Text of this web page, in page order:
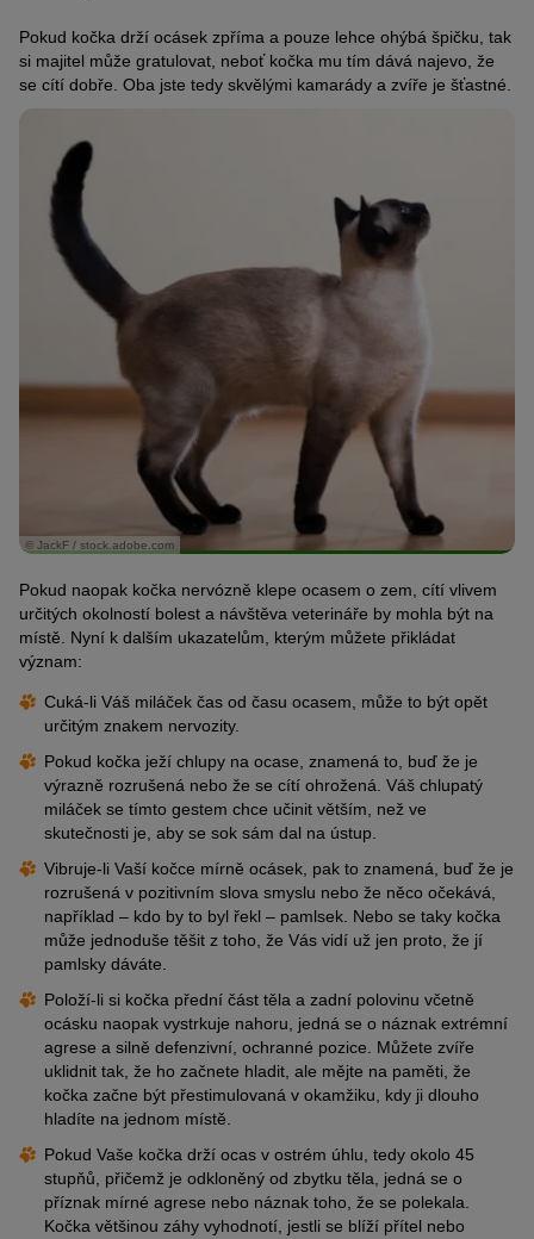
Pokud kočka drží ocásek zpříma a pouze lehce ohýbá špičku, tak
si majitel může gratulovat, neboť kočka mu tím dává najevo, že
se cítí dobře. Oba jste tedy skvělými kamarády a zvíře je šťastné.
© JackF / stock.adobe.com
Pokud naopak kočka nervózně klepe ocasem o zem, cítí vlivem
určitých okolností bolest a návštěva veterináře by mohla být na
místě. Nyní k dalším ukazatelům, kterým můžete přikládat
význam:
Cuká-li Váš miláček čas od času ocasem, může to být opět
určitým znakem nervozity.
Pokud kočka ježí chlupy na ocase, znamená to, buď že je
výrazně rozrušená nebo že se cítí ohrožená. Váš chlupatý
miláček se tímto gestem chce učinit větším, než ve
skutečnosti je, aby se sok sám dal na ústup.
Vibruje-li Vaší kočce mírně ocásek, pak to znamená, buď že je
rozrušená v pozitivním slova smyslu nebo že něco očekává,
například – kdo by to byl řekl – pamlsek. Nebo se taky kočka
může jednoduše těšit z toho, že Vás vidí už jen proto, že jí
pamlsky dáváte.
Položí-li si kočka přední část těla a zadní polovinu včetně
ocásku naopak vystrkuje nahoru, jedná se o náznak extrémní
agrese a silně defenzivní, ochranné pozice. Můžete zvíře
uklidnit tak, že ho začnete hladit, ale mějte na paměti, že
kočka začne být přestimulovaná v okamžiku, kdy ji dlouho
hladíte na jednom místě.
Pokud Vaše kočka drží ocas v ostrém úhlu, tedy okolo 45
stupňů, přičemž je odkloněný od zbytku těla, jedná se o
příznak mírné agrese nebo náznak toho, že se polekala.
Kočka většinou záhy vyhodnotí, jestli se blíží přítel nebo